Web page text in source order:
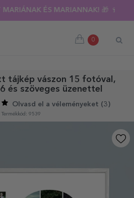
ÉS MARIANNAK! 🎁 🍷
0
tájkép vászon 15 fotóval,
és szöveges üzenettel
Olvasd el a véleményeket (3 )
Termékkód: 9539